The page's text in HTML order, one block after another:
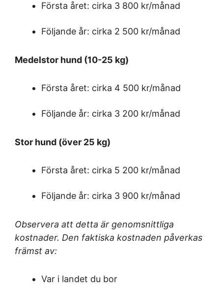
Första året: cirka 3 800 kr/månad
Följande år: cirka 2 500 kr/månad
Medelstor hund (10-25 kg)
Första året: cirka 4 500 kr/månad
Följande år: cirka 3 200 kr/månad
Stor hund (över 25 kg)
Första året: cirka 5 200 kr/månad
Följande år: cirka 3 900 kr/månad
Observera att detta är genomsnittliga
kostnader. Den faktiska kostnaden påverkas
främst av:
Var i landet du bor